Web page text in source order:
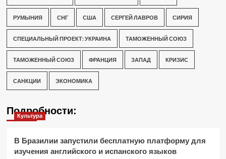
РУМЫНИЯ СНГ США СЕРГЕЙ ЛАВРОВ СИРИЯ
СПЕЦИАЛЬНЫЙ ПРОЕКТ: УКРАИНА ТАМОЖЕННЫЙ СОЮЗ
ТАМОЖЕННЫЙ СОЮЗ ФРАНЦИЯ ЗАПАД КРИЗИС
САНКЦИИ ЭКОНОМИКА
Подробности:
Культура
В Бразилии запустили бесплатную платформу для
изучения английского и испанского языков